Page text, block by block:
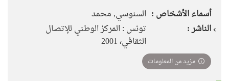
أسماء الأشخاص : السنوسي, محمد
الناشر :
تونس : المركز الوطني للإتصال
الثقافي، 2001
مزيد من المعلومات